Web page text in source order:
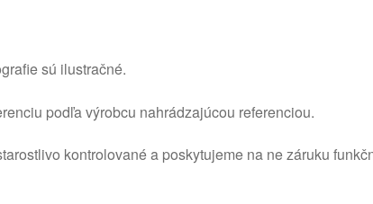
sú ilustračné.
podľa výrobcu nahrádzajúcou referenciou.
kontrolované a poskytujeme na ne záruku